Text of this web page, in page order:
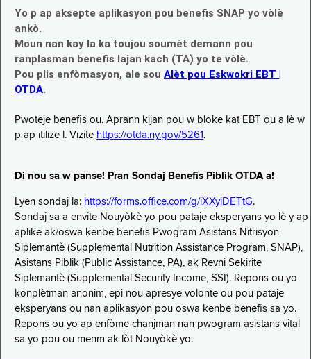
Yo p ap aksepte aplikasyon pou benefis SNAP yo vòlè
ankò.
Moun nan kay la ka toujou soumèt demann pou
ranplasman benefis lajan kach (TA) yo te vòlè.
Pou plis enfòmasyon, ale sou Alèt pou Eskwokri EBT |
OTDA.
Pwoteje benefis ou. Aprann kijan pou w bloke kat EBT ou a lè w
p ap itilize l. Vizite https://otda.ny.gov/5261 .
Di nou sa w panse! Pran Sondaj Benefis Piblik OTDA a!
Lyen sondaj la: https://forms.office.com/g/iXXyiDETtG.
Sondaj sa a envite Nouyòkè yo pou pataje eksperyans yo lè y ap
aplike ak/oswa kenbe benefis Pwogram Asistans Nitrisyon
Siplemantè (Supplemental Nutrition Assistance Program, SNAP),
Asistans Piblik (Public Assistance, PA), ak Revni Sekirite
Siplemantè (Supplemental Security Income, SSI). Repons ou yo
konplètman anonim, epi nou apresye volonte ou pou pataje
eksperyans ou nan aplikasyon pou oswa kenbe benefis sa yo.
Repons ou yo ap enfòme chanjman nan pwogram asistans vital
sa yo pou ou menm ak lòt Nouyòkè yo.